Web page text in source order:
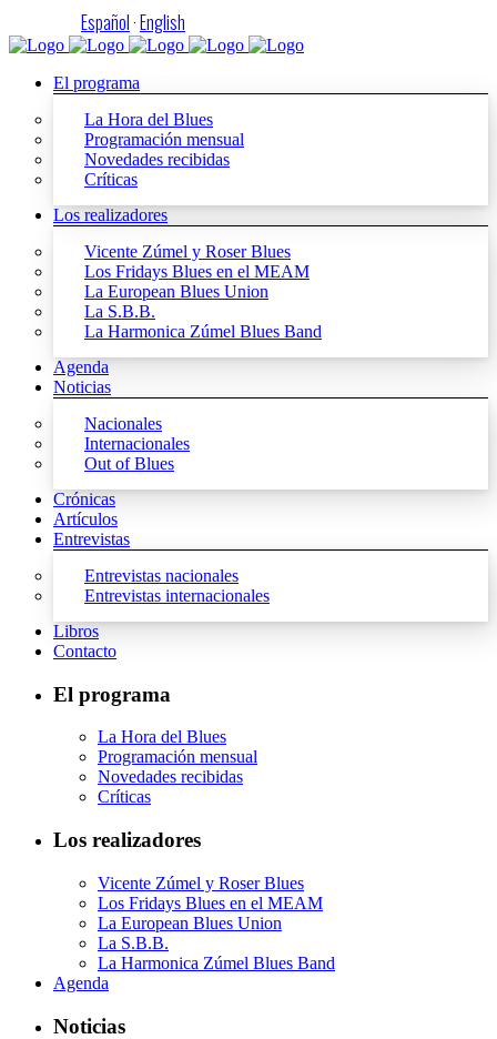
Español·English
El programa
La Hora del Blues
Programación mensual
Novedades recibidas
Críticas
Los realizadores
Vicente Zúmel y Roser Blues
Los Fridays Blues en el MEAM
La European Blues Union
La S.B.B.
La Harmonica Zúmel Blues Band
Agenda
Noticias
Nacionales
Internacionales
Out of Blues
Crónicas
Artículos
Entrevistas
Entrevistas nacionales
Entrevistas internacionales
Libros
Contacto
El programa
La Hora del Blues
Programación mensual
Novedades recibidas
Críticas
Los realizadores
Vicente Zúmel y Roser Blues
Los Fridays Blues en el MEAM
La European Blues Union
La S.B.B.
La Harmonica Zúmel Blues Band
Agenda
Noticias